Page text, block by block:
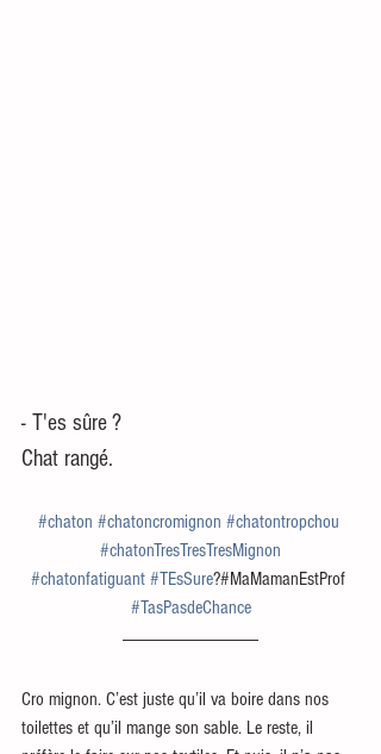
- T'es sûre ?
Chat rangé.
#chaton #chatoncromignon #chatontropchou
#chatonTresTresTresMignon
#chatonfatiguant #TEsSure?#MaMamanEstProf
#TasPasdeChance
Cro mignon. C’est juste qu’il va boire dans nos
toilettes et qu’il mange son sable. Le reste, il